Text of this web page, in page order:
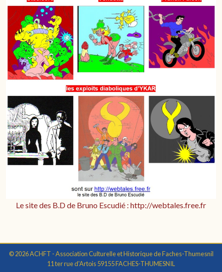
Le site des B.D de Bruno Escudié : http://webtales.free.fr
© 2026 ACHFT - Association Culturelle et Historique de Faches-Thumesnil
11 ter rue d'Artois 59155 FACHES-THUMESNIL